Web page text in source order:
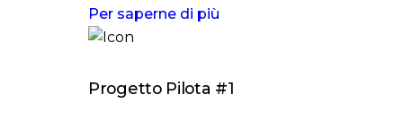
Per saperne di più
Progetto Pilota #1